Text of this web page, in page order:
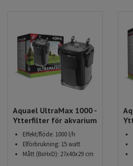
men med regelbunden tillsyn och
ett problem. Sköter du filtret
livslängd och prestanda.
Köp ytterfilter för akvarium hos
Hos Akvarieimporten hittar du
modell baserat på din akvarievolym,
Fri frakt vid köp över 699 kr
Aquael UltraMax 1000 -
Ytterfilter för akvarium
Effekt/flöde: 1000 l/h
Elförbrukning: 15 watt
Mått (BxHxD): 27x40x29 cm